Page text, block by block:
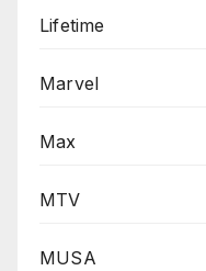
Lifetime
Marvel
Max
MTV
MUSA